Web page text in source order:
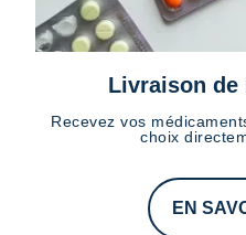
Livraison de
Recevez vos
choix
EN